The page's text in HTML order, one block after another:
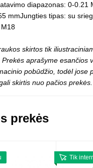
diapazonas: 0-0.21
mmJungties tipas: su
skirtos tik
Prekės aprašyme esančios
pobūdžio, todėl jose
skirtis nuo pačios prekės.
prekės
Tik